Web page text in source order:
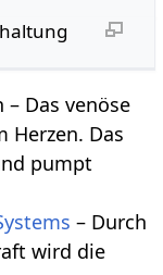
Das venöse
Herzen. Das
pumpt
– Durch
wird die